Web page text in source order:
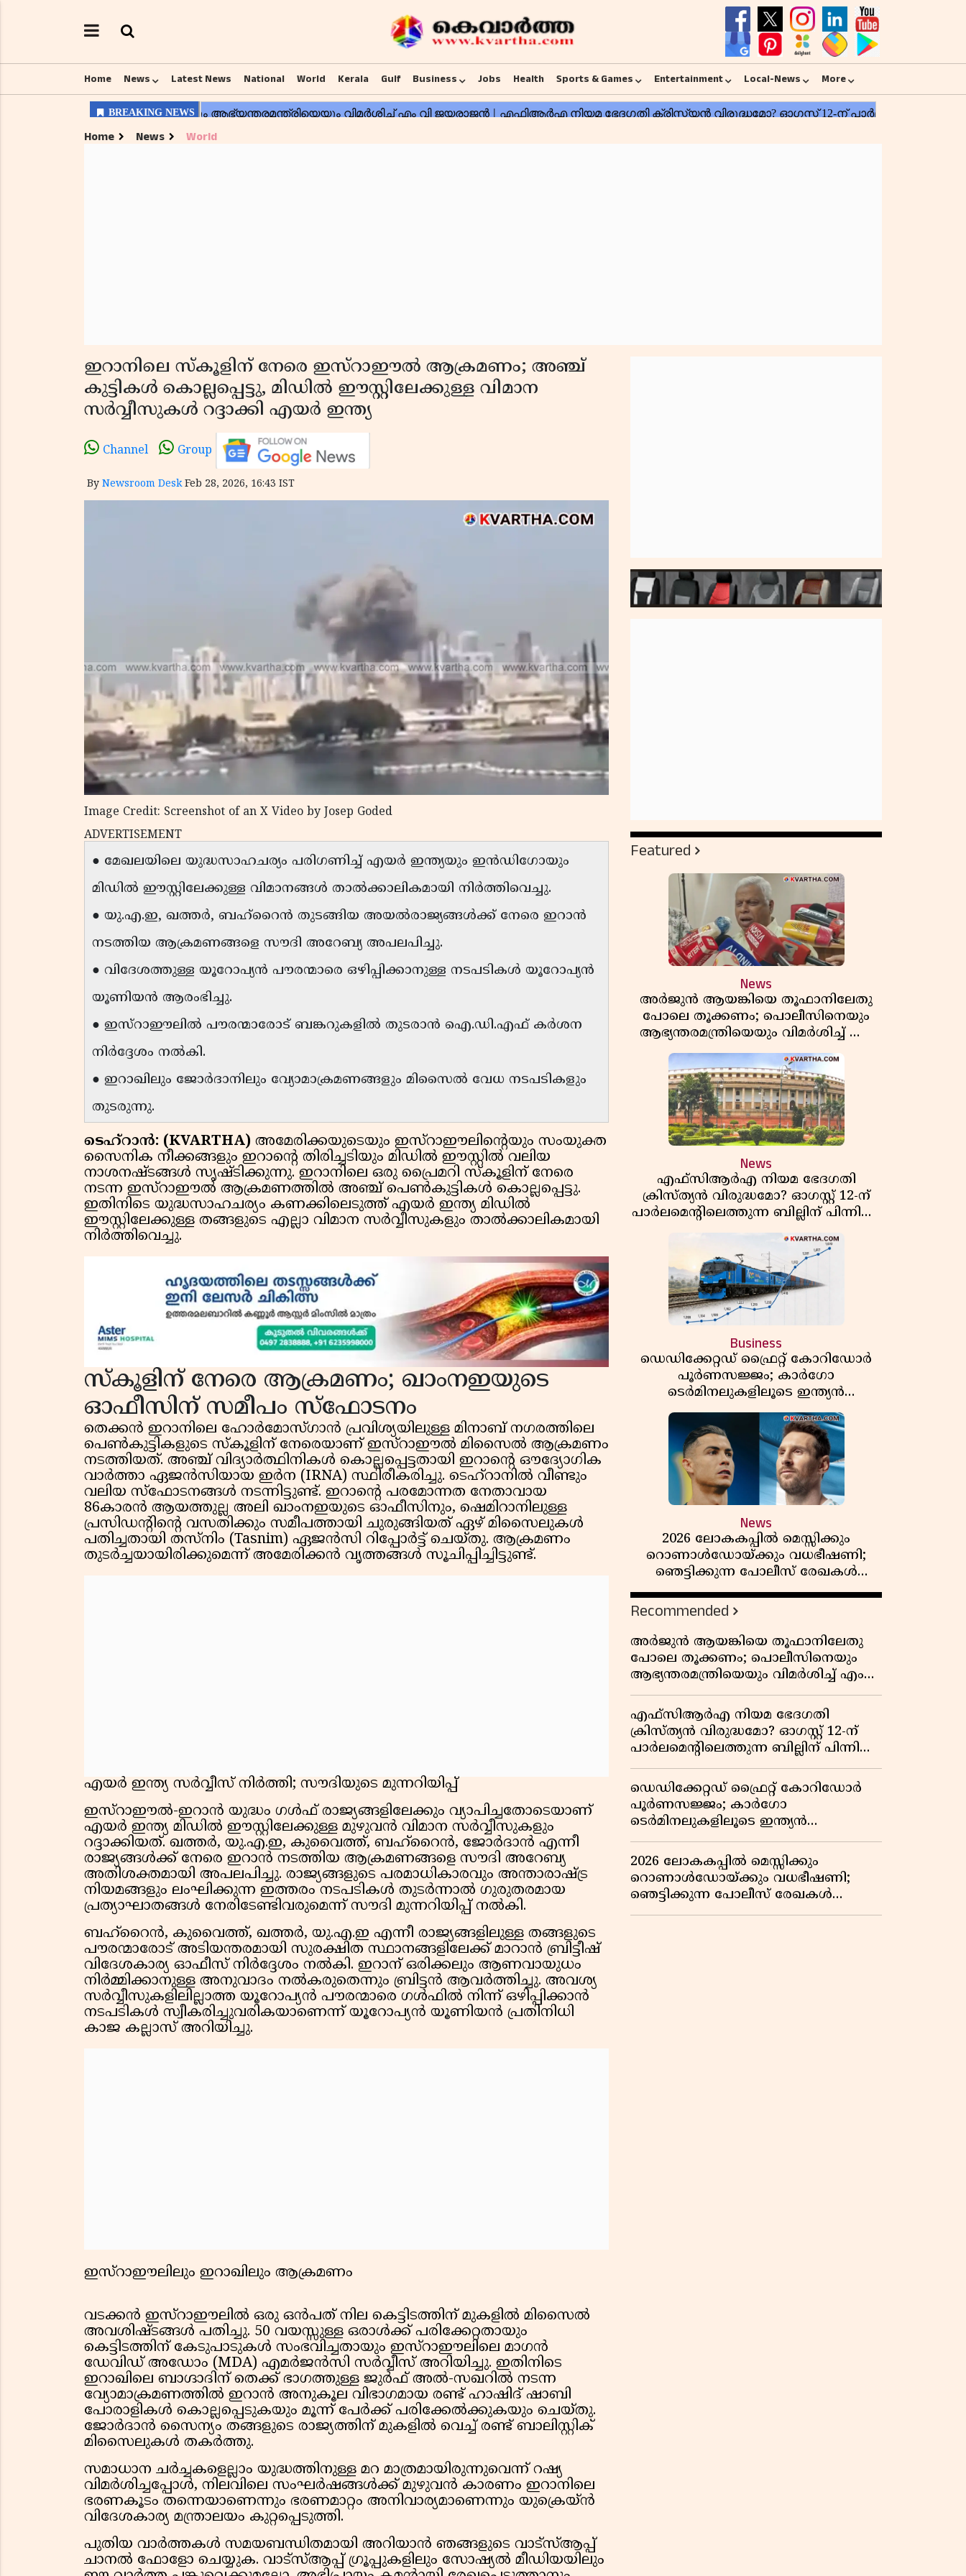
Home News Latest News National World Kerala Gulf Business Jobs Health Sports & Games Entertainment Local-News More
Home News World
ഇറാനിലെ സ്കൂളിന് നേരെ ഇസ്റാഈൽ ആക്രമണം; അഞ്ച്
കുട്ടികൾ കൊല്ലപ്പെട്ടു, മിഡിൽ ഈസ്റ്റിലേക്കുള്ള വിമാന
സർവ്വീസുകൾ റദ്ദാക്കി എയർ ഇന്ത്യ
Channel Group
By Newsroom Desk Feb 28, 2026, 16:43 IST
Image Credit: Screenshot of an X Video by Josep Goded
ADVERTISEMENT
● മേഖലയിലെ യുദ്ധസാഹചര്യം പരിഗണിച്ച് എയർ ഇന്ത്യയും ഇൻഡിഗോയും
മിഡിൽ ഈസ്റ്റിലേക്കുള്ള വിമാനങ്ങൾ താൽക്കാലികമായി നിർത്തിവെച്ചു.
● യു.എ.ഇ, ഖത്തർ, ബഹ്റൈൻ തുടങ്ങിയ അയൽരാജ്യങ്ങൾക്ക് നേരെ ഇറാൻ
നടത്തിയ ആക്രമണങ്ങളെ സൗദി അറേബ്യ അപലപിച്ചു.
● വിദേശത്തുള്ള യൂറോപ്യൻ പൗരന്മാരെ ഒഴിപ്പിക്കാനുള്ള നടപടികൾ യൂറോപ്യൻ
യൂണിയൻ ആരംഭിച്ചു.
● ഇസ്റാഈലിൽ പൗരന്മാരോട് ബങ്കറുകളിൽ തുടരാൻ ഐ.ഡി.എഫ് കർശന
നിർദ്ദേശം നൽകി.
● ഇറാഖിലും ജോർദാനിലും വ്യോമാക്രമണങ്ങളും മിസൈൽ വേധ നടപടികളും
തുടരുന്നു.
ടെഹ്റാൻ: (KVARTHA) അമേരിക്കയുടെയും ഇസ്റാഈലിന്റെയും സംയുക്ത
സൈനിക നീക്കങ്ങളും ഇറാന്റെ തിരിച്ചടിയും മിഡിൽ ഈസ്റ്റിൽ വലിയ
നാശനഷ്ടങ്ങൾ സൃഷ്ടിക്കുന്നു. ഇറാനിലെ ഒരു പ്രൈമറി സ്കൂളിന് നേരെ
നടന്ന ഇസ്റാഈൽ ആക്രമണത്തിൽ അഞ്ച് പെൺകുട്ടികൾ കൊല്ലപ്പെട്ടു.
ഇതിനിടെ യുദ്ധസാഹചര്യം കണക്കിലെടുത്ത് എയർ ഇന്ത്യ മിഡിൽ
ഈസ്റ്റിലേക്കുള്ള തങ്ങളുടെ എല്ലാ വിമാന സർവ്വീസുകളും താൽക്കാലികമായി
നിർത്തിവെച്ചു.
സ്കൂളിന് നേരെ ആക്രമണം; ഖാംനഇയുടെ
ഓഫീസിന് സമീപം സ്ഫോടനം
തെക്കൻ ഇറാനിലെ ഹോർമോസ്ഗാൻ പ്രവിശ്യയിലുള്ള മിനാബ് നഗരത്തിലെ
പെൺകുട്ടികളുടെ സ്കൂളിന് നേരെയാണ് ഇസ്റാഈൽ മിസൈൽ ആക്രമണം
നടത്തിയത്. അഞ്ച് വിദ്യാർത്ഥിനികൾ കൊല്ലപ്പെട്ടതായി ഇറാന്റെ ഔദ്യോഗിക
വാർത്താ ഏജൻസിയായ ഇർന (IRNA) സ്ഥിരീകരിച്ചു. ടെഹ്റാനിൽ വീണ്ടും
വലിയ സ്ഫോടനങ്ങൾ നടന്നിട്ടുണ്ട്. ഇറാന്റെ പരമോന്നത നേതാവായ
86കാരൻ ആയത്തുല്ല അലി ഖാംനഇയുടെ ഓഫീസിനും, ഷെമിറാനിലുള്ള
പ്രസിഡന്റിന്റെ വസതിക്കും സമീപത്തായി ചുരുങ്ങിയത് ഏഴ് മിസൈലുകൾ
പതിച്ചതായി തസ്നിം (Tasnim) ഏജൻസി റിപ്പോർട്ട് ചെയ്തു. ആക്രമണം
തുടർച്ചയായിരിക്കുമെന്ന് അമേരിക്കൻ വൃത്തങ്ങൾ സൂചിപ്പിച്ചിട്ടുണ്ട്.
എയർ ഇന്ത്യ സർവ്വീസ് നിർത്തി; സൗദിയുടെ മുന്നറിയിപ്പ്
ഇസ്റാഈൽ-ഇറാൻ യുദ്ധം ഗൾഫ് രാജ്യങ്ങളിലേക്കും വ്യാപിച്ചതോടെയാണ്
എയർ ഇന്ത്യ മിഡിൽ ഈസ്റ്റിലേക്കുള്ള മുഴുവൻ വിമാന സർവ്വീസുകളും
റദ്ദാക്കിയത്. ഖത്തർ, യു.എ.ഇ, കുവൈത്ത്, ബഹ്റൈൻ, ജോർദാൻ എന്നീ
രാജ്യങ്ങൾക്ക് നേരെ ഇറാൻ നടത്തിയ ആക്രമണങ്ങളെ സൗദി അറേബ്യ
അതിശക്തമായി അപലപിച്ചു. രാജ്യങ്ങളുടെ പരമാധികാരവും അന്താരാഷ്ട്ര
നിയമങ്ങളും ലംഘിക്കുന്ന ഇത്തരം നടപടികൾ തുടർന്നാൽ ഗുരുതരമായ
പ്രത്യാഘാതങ്ങൾ നേരിടേണ്ടിവരുമെന്ന് സൗദി മുന്നറിയിപ്പ് നൽകി.
ബഹ്റൈൻ, കുവൈത്ത്, ഖത്തർ, യു.എ.ഇ എന്നീ രാജ്യങ്ങളിലുള്ള തങ്ങളുടെ
പൗരന്മാരോട് അടിയന്തരമായി സുരക്ഷിത സ്ഥാനങ്ങളിലേക്ക് മാറാൻ ബ്രിട്ടീഷ്
വിദേശകാര്യ ഓഫീസ് നിർദ്ദേശം നൽകി. ഇറാന് ഒരിക്കലും ആണവായുധം
നിർമ്മിക്കാനുള്ള അനുവാദം നൽകരുതെന്നും ബ്രിട്ടൻ ആവർത്തിച്ചു. അവശ്യ
സർവ്വീസുകളിലില്ലാത്ത യൂറോപ്യൻ പൗരന്മാരെ ഗൾഫിൽ നിന്ന് ഒഴിപ്പിക്കാൻ
നടപടികൾ സ്വീകരിച്ചുവരികയാണെന്ന് യൂറോപ്യൻ യൂണിയൻ പ്രതിനിധി
കാജ കല്ലാസ് അറിയിച്ചു.
ഇസ്റാഈലിലും ഇറാഖിലും ആക്രമണം
വടക്കൻ ഇസ്റാഈലിൽ ഒരു ഒൻപത് നില കെട്ടിടത്തിന് മുകളിൽ മിസൈൽ
അവശിഷ്ടങ്ങൾ പതിച്ചു. 50 വയസ്സുള്ള ഒരാൾക്ക് പരിക്കേറ്റതായും
കെട്ടിടത്തിന് കേടുപാടുകൾ സംഭവിച്ചതായും ഇസ്റാഈലിലെ മാഗൻ
ഡേവിഡ് അഡോം (MDA) എമർജൻസി സർവ്വീസ് അറിയിച്ചു. ഇതിനിടെ
ഇറാഖിലെ ബാഗ്ദാദിന് തെക്ക് ഭാഗത്തുള്ള ജുർഫ് അൽ-സഖറിൽ നടന്ന
വ്യോമാക്രമണത്തിൽ ഇറാൻ അനുകൂല വിഭാഗമായ രണ്ട് ഹാഷിദ് ഷാബി
പോരാളികൾ കൊല്ലപ്പെടുകയും മൂന്ന് പേർക്ക് പരിക്കേൽക്കുകയും ചെയ്തു.
ജോർദാൻ സൈന്യം തങ്ങളുടെ രാജ്യത്തിന് മുകളിൽ വെച്ച് രണ്ട് ബാലിസ്റ്റിക്
മിസൈലുകൾ തകർത്തു.
സമാധാന ചർച്ചകളെല്ലാം യുദ്ധത്തിനുള്ള മറ മാത്രമായിരുന്നുവെന്ന് റഷ്യ
വിമർശിച്ചപ്പോൾ, നിലവിലെ സംഘർഷങ്ങൾക്ക് മുഴുവൻ കാരണം ഇറാനിലെ
ഭരണകൂടം തന്നെയാണെന്നും ഭരണമാറ്റം അനിവാര്യമാണെന്നും യുക്രെയ്ൻ
വിദേശകാര്യ മന്ത്രാലയം കുറ്റപ്പെടുത്തി.
പുതിയ വാർത്തകൾ സമയബന്ധിതമായി അറിയാൻ ഞങ്ങളുടെ വാട്സ്ആപ്പ്
ചാനൽ ഫോളോ ചെയ്യുക. വാട്സ്ആപ്പ് ഗ്രൂപ്പുകളിലും സോഷ്യൽ മീഡിയയിലും
Featured
News
അർജുൻ ആയങ്കിയെ തൂഫാനിലേതു
പോലെ തൂക്കണം; പൊലീസിനെയും
ആഭ്യന്തരമന്ത്രിയെയും വിമർശിച്ച് എം
വി ജയരാജൻ
News
എഫ്സിആർഎ നിയമ ഭേദഗതി
ക്രിസ്ത്യൻ വിരുദ്ധമോ? ഓഗസ്റ്റ് 12-ന്
പാർലമെന്റിലെത്തുന്ന ബില്ലിന് പിന്നിലെ
യഥാർത്ഥ അജണ്ട എന്ത്?
Business
ഡെഡിക്കേറ്റഡ് ഫ്രൈറ്റ് കോറിഡോർ
പൂർണസജ്ജം; കാർഗോ
ടെർമിനലുകളിലൂടെ ഇന്ത്യൻ
റെയിൽവേയുടെ ചരക്ക് ഗതാഗതത്തിൽ
വൻ കുതിപ്പ്
News
2026 ലോകകപ്പിൽ മെസ്സിക്കും
റൊണാൾഡോയ്ക്കും വധഭീഷണി;
ഞെട്ടിക്കുന്ന പോലീസ് രേഖകൾ
പുറത്ത്
Recommended
അർജുൻ ആയങ്കിയെ തൂഫാനിലേതു
പോലെ തൂക്കണം; പൊലീസിനെയും
ആഭ്യന്തരമന്ത്രിയെയും വിമർശിച്ച് എം
വി ജയരാജൻ
എഫ്സിആർഎ നിയമ ഭേദഗതി
ക്രിസ്ത്യൻ വിരുദ്ധമോ? ഓഗസ്റ്റ് 12-ന്
പാർലമെന്റിലെത്തുന്ന ബില്ലിന് പിന്നിലെ
യഥാർത്ഥ അജണ്ട എന്ത്?
ഡെഡിക്കേറ്റഡ് ഫ്രൈറ്റ് കോറിഡോർ
പൂർണസജ്ജം; കാർഗോ
ടെർമിനലുകളിലൂടെ ഇന്ത്യൻ
റെയിൽവേയുടെ ചരക്ക് ഗതാഗതത്തിൽ
വൻ കുതിപ്പ്
2026 ലോകകപ്പിൽ മെസ്സിക്കും
റൊണാൾഡോയ്ക്കും വധഭീഷണി;
ഞെട്ടിക്കുന്ന പോലീസ് രേഖകൾ
പുറത്ത്